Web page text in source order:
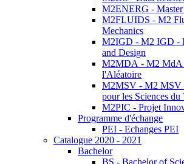
M2ENERG - Master
M2FLUIDS - M2
Mechanics
M2IGD - M2 IGD -
and Design
M2MDA - M2 MdA
l'Aléatoire
M2MSV - M2 MSV
pour les Sciences
M2PIC - Projet
Programme d'échange
PEI - Echanges PEI
Catalogue 2020 - 2021
Bachelor
BS - Bachelor of